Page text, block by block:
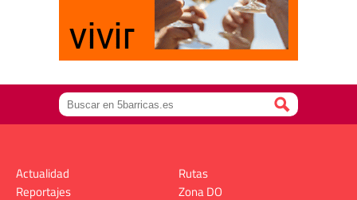
Actualidad
Reportajes
Rutas
Zona DO